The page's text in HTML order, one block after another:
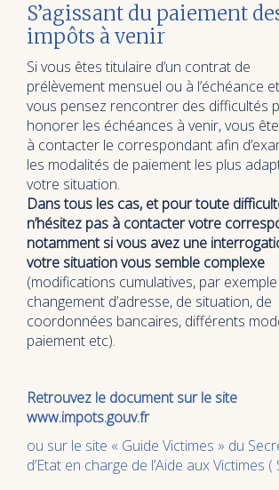
S’agissant du paiement
impôts à venir
Si vous êtes titulaire d’un contrat de
prélèvement mensuel ou à l’échéance
vous pensez rencontrer des difficultés
honorer les échéances à venir, vous
à contacter le correspondant afin
les modalités de paiement les plus
votre situation.
Dans tous les cas, et pour toute
n’hésitez pas à contacter votre
notamment si vous avez une
votre situation vous semble complexe
(modifications cumulatives, par exemple
changement d’adresse, de situation, de
coordonnées bancaires, différents
paiement etc).
Retrouvez le document sur le site
www.impots.gouv.fr
ou sur le site « Guide Victimes » du
d’Etat en charge de l’Aide aux Victimes (